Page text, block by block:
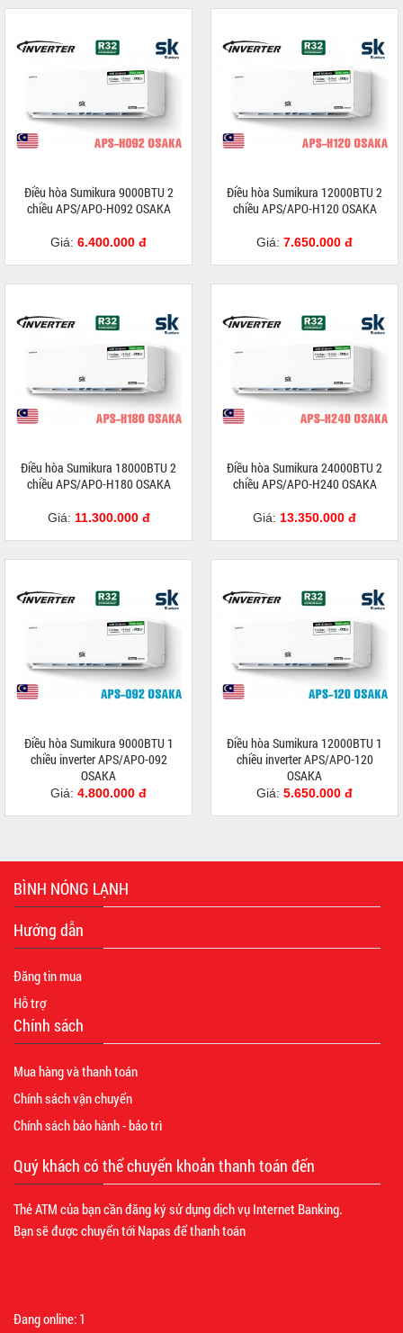
Điều hòa Sumikura 9000BTU 2
chiều APS/APO-H092 OSAKA
Giá: 6.400.000 đ
Điều hòa Sumikura 12000BTU 2
chiều APS/APO-H120 OSAKA
Giá: 7.650.000 đ
Điều hòa Sumikura 18000BTU 2
chiều APS/APO-H180 OSAKA
Giá: 11.300.000 đ
Điều hòa Sumikura 24000BTU 2
chiều APS/APO-H240 OSAKA
Giá: 13.350.000 đ
Điều hòa Sumikura 9000BTU 1
chiều inverter APS/APO-092
OSAKA
Giá: 4.800.000 đ
Điều hòa Sumikura 12000BTU 1
chiều inverter APS/APO-120
OSAKA
Giá: 5.650.000 đ
BÌNH NÓNG LẠNH
Hướng dẫn
Đăng tin mua
Hỗ trợ
Chính sách
Mua hàng và thanh toán
Chính sách vận chuyển
Chính sách bảo hành - bảo trì
Quý khách có thể chuyển khoản thanh toán đến
Thẻ ATM của bạn cần đăng ký sử dụng dịch vụ Internet Banking.
Bạn sẽ được chuyển tới Napas để thanh toán
Đang online: 1